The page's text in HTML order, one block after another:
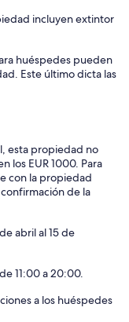
incluyen extintor
huéspedes pueden
Este último dicta las
esta propiedad no
los EUR 1000. Para
con la propiedad
de la
abril al 15 de
11:00 a 20:00.
a los huéspedes